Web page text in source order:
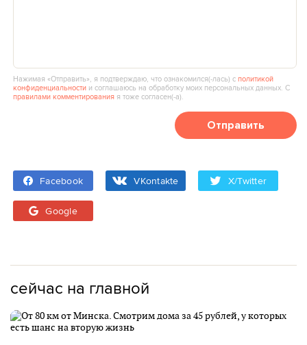
Нажимая «Отправить», я подтверждаю, что ознакомился(‑лась) сполитикой
конфиденциальности и соглашаюсь на обработку моих персональных данных. С
правилами комментирования я тоже согласен(‑а).
Отправить
Facebook VKontakte X/Twitter
Google
сейчас на главной